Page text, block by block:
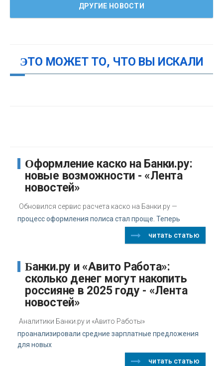
ДРУГИЕ НОВОСТИ
ЭТО МОЖЕТ ТО, ЧТО ВЫ ИСКАЛИ
Оформление каско на Банки.ру:
новые возможности - «Лента
новостей»
Обновился сервис расчета каско на Банки.ру —
процесс оформления полиса стал проще. Теперь
читать статью
Банки.ру и «Авито Работа»:
сколько денег могут накопить
россияне в 2025 году - «Лента
новостей»
Аналитики Банки.ру и «Авито Работы»
проанализировали средние зарплатные предложения
для новых
читать статью